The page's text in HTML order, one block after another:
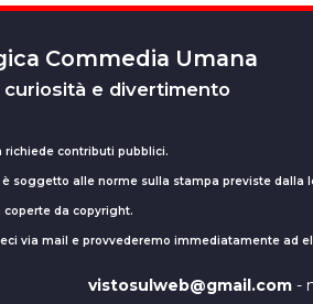
Commedia Umana
curiosità e divertimento
richiede contributi pubblici.
soggetto alle norme sulla stampa previste dalla
da copyright.
via mail e provvederemo immediatamente ad
vistosulweb@gmail.com-